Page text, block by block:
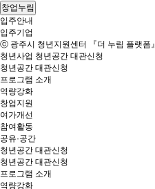
창업누림
입주안내
입주기업
ⓒ 광주시 청년지원센터 『더 누림 플랫폼』
청년사업 청년공간 대관신청
청년공간 대관신청
프로그램 소개
역량강화
창업지원
여가개선
참여활동
공유·공간
청년공간 대관신청
청년공간 대관신청
프로그램 소개
역량강화